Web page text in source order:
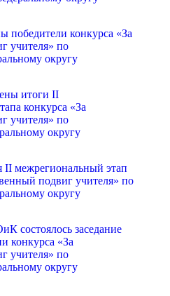
победители конкурса «За
учителя» по
округу
итоги II
конкурса «За
учителя» по
округу
II межрегиональный этап
подвиг учителя» по
округу
состоялось заседание
конкурса «За
учителя» по
округу